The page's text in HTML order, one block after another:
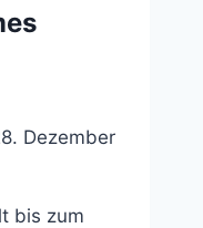
Dezember
bis zum